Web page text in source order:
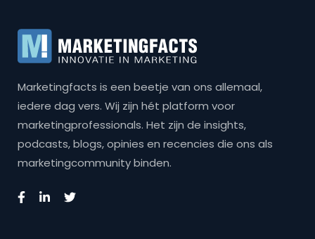
Marketingfacts is een beetje van ons allemaal,
iedere dag vers. Wij zijn hét platform voor
marketingprofessionals. Het zijn de insights,
podcasts, blogs, opinies en recencies die ons als
marketingcommunity binden.